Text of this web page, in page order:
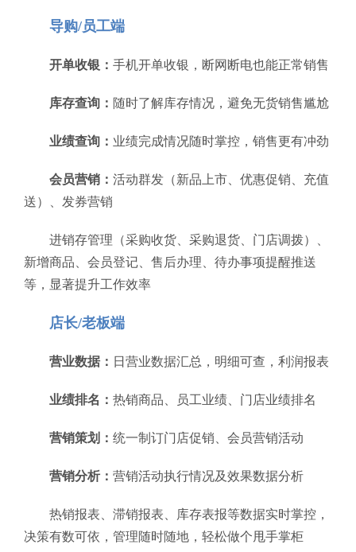
导购/员工端
开单收银： 手机开单收银，断网断电也能正常销售
库存查询： 随时了解库存情况，避免无货销售尴尬
业绩查询： 业绩完成情况随时掌控，销售更有冲劲
会员营销： 活动群发（新品上市、优惠促销、充值
送）、发券营销
进销存管理（采购收货、采购退货、门店调拨）、
新增商品、会员登记、售后办理、待办事项提醒推送
等，显著提升工作效率
店长/老板端
营业数据： 日营业数据汇总，明细可查，利润报表
业绩排名： 热销商品、员工业绩、门店业绩排名
营销策划： 统一制订门店促销、会员营销活动
营销分析： 营销活动执行情况及效果数据分析
热销报表、滞销报表、库存表报等数据实时掌控，
决策有数可依，管理随时随地，轻松做个甩手掌柜